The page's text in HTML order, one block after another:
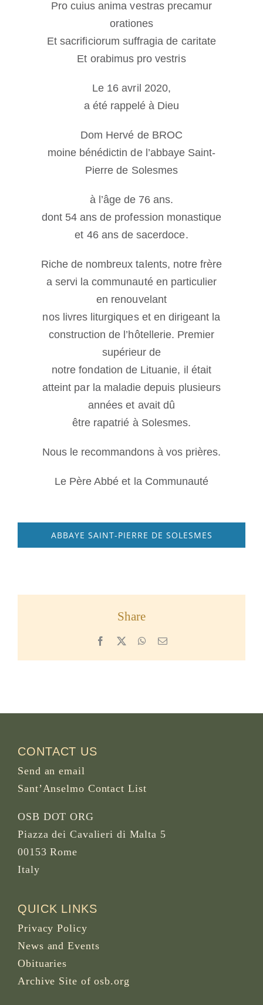
Pro cuius anima vestras precamur
orationes
Et sacrificiorum suffragia de caritate
Et orabimus pro vestris
Le 16 avril 2020,
a été rappelé à Dieu
Dom Hervé de BROC
moine bénédictin de l’abbaye Saint-
Pierre de Solesmes
à l’âge de 76 ans.
dont 54 ans de profession monastique
et 46 ans de sacerdoce.
Riche de nombreux talents, notre frère
a servi la communauté en particulier
en renouvelant
nos livres liturgiques et en dirigeant la
construction de l’hôtellerie. Premier
supérieur de
notre fondation de Lituanie, il était
atteint par la maladie depuis plusieurs
années et avait dû
être rapatrié à Solesmes.
Nous le recommandons à vos prières.
Le Père Abbé et la Communauté
ABBAYE SAINT-PIERRE DE SOLESMES
Share
Facebook WhatsApp
Email
CONTACT US
Send an email
Sant’Anselmo Contact List
OSB DOT ORG
Piazza dei Cavalieri di Malta 5
00153 Rome
Italy
QUICK LINKS
Privacy Policy
News and Events
Obituaries
Archive Site of osb.org